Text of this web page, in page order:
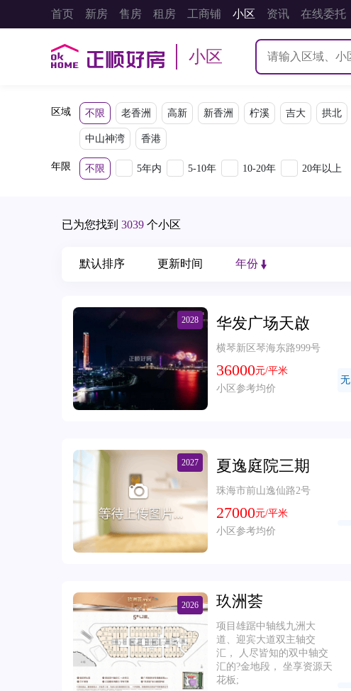
首页 新房 售房 租房 工商铺 小区 资讯 在线委托
小区
区域 不限 老香洲 高新 新香洲 柠溪 吉大 拱北
中山神湾 香港
年限 不限 5年内 5-10年 10-20年 20年以上
已为您找到 3039 个小区
默认排序 更新时间 年份
2028 华发广场天啟
横琴新区琴海东路999号
36000元/平米
小区参考均价
无
2027 夏逸庭院三期
珠海市前山逸仙路2号
27000元/平米
小区参考均价
2026 玖洲荟
项目雄踞中轴线九洲大
道、迎宾大道双主轴交
汇， 人尽皆知的双中轴交
汇的?金地段， 坐享资源天
花板;